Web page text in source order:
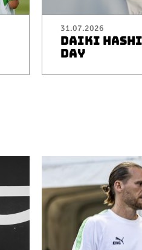
31.07.2026
DAIKI
DAY